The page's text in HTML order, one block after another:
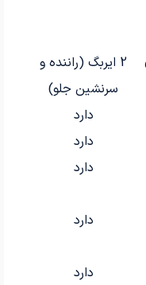
2 ایربگ (راننده و
سرنشین جلو)
دارد
دارد
دارد
دارد
دارد